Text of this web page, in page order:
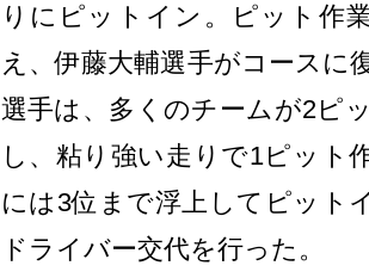
りにピットイン。ピット作
え、伊藤大輔選手がコースに
選手は、多くのチームが2ピ
し、粘り強い走りで1ピット
には3位まで浮上してピット
ドライバー交代を行った。